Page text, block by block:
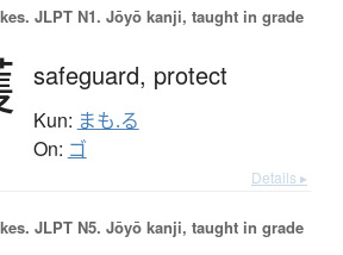
JLPT N1. Jōyō kanji, taught in grade
safeguard, protect
Kun: まも.る
On: ゴ
Details ▸
JLPT N5. Jōyō kanji, taught in grade